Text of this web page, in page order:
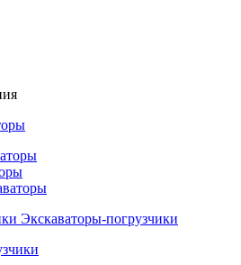
Экскаваторы-погрузчики